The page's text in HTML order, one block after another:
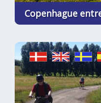
Copenhague